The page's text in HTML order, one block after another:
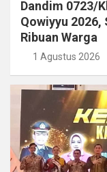
Dandim 0723/
Qowiyyu 2026,
Ribuan Warga
1 Agustus 2026